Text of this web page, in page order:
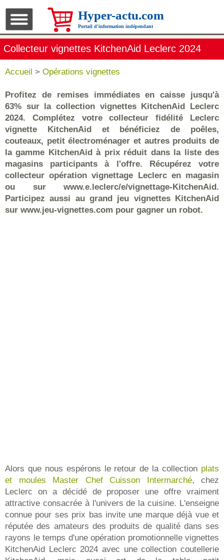
Hyper-actu.com
Portail d'information indépendant
Collecteur vignettes KitchenAid Leclerc 2024
Accueil > Opérations vignettes
Profitez de remises immédiates en caisse jusqu'à
63% sur la collection vignettes KitchenAid Leclerc
2024. Complétez votre collecteur fidélité Leclerc
vignette KitchenAid et bénéficiez de poêles,
couteaux, petit électroménager et autres produits de
la gamme KitchenAid à prix réduit dans la liste des
magasins participants à l'offre. Récupérez votre
collecteur opération vignettage Leclerc en magasin
ou sur www.e.leclerc/e/vignettage-KitchenAid.
Participez aussi au grand jeu vignettes KitchenAid
sur www.jeu-vignettes.com pour gagner un robot.
Alors que nous espérons le retour de la collection plats
et moules Master Chef Cuisson Intermarché, chez
Leclerc on a décidé de proposer une offre vraiment
attractive consacrée à l'univers de la cuisine. L'enseigne
connue pour ses prix bas invite une marque déjà vue et
réputée des amateurs des produits de qualité dans ses
rayons le temps d'une opération promotionnelle vignettes
KitchenAid Leclerc 2024 avec une collection coutellerie